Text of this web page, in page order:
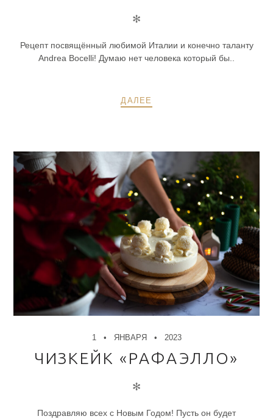
✻
Рецепт посвящённый любимой Италии и конечно таланту
Andrea Bocelli! Думаю нет человека который бы..
ДАЛЕЕ
1 ЯНВАРЯ 2023
ЧИЗКЕЙК «РАФАЭЛЛО»
✻
Поздравляю всех с Новым Годом! Пусть он будет